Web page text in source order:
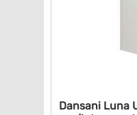
Dansani Luna